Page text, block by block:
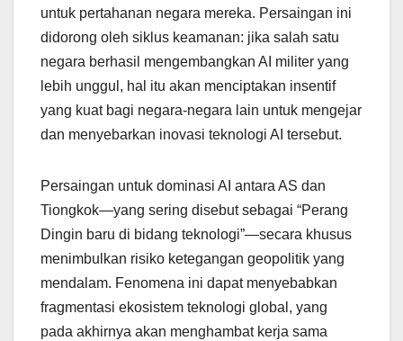
untuk pertahanan negara mereka. Persaingan ini
didorong oleh siklus keamanan: jika salah satu
negara berhasil mengembangkan AI militer yang
lebih unggul, hal itu akan menciptakan insentif
yang kuat bagi negara-negara lain untuk mengejar
dan menyebarkan inovasi teknologi AI tersebut.
Persaingan untuk dominasi AI antara AS dan
Tiongkok—yang sering disebut sebagai “Perang
Dingin baru di bidang teknologi”—secara khusus
menimbulkan risiko ketegangan geopolitik yang
mendalam. Fenomena ini dapat menyebabkan
fragmentasi ekosistem teknologi global, yang
pada akhirnya akan menghambat kerja sama